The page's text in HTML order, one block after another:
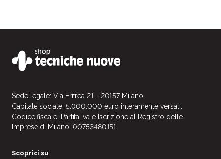
Sede legale: Via Eritrea 21 - 20157 Milano.
Capitale sociale: 5.000.000 euro interamente versati.
Codice fiscale, Partita Iva e Iscrizione al Registro delle
Imprese di Milano: 00753480151
Scoprici su